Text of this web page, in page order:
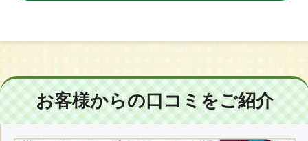
お客様からの口コミをご紹介